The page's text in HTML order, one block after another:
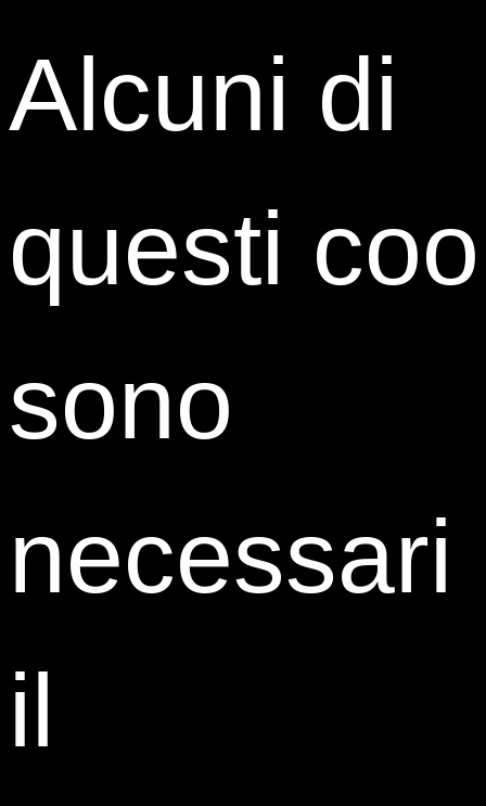
I LEGAL MENTOR
Senior Legal Director
Alcuni di
questi
sono
necessari
il